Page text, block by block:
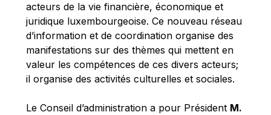
Mireille Delmas-Marty
Nobuo Tanaka
Otmar Issing
Paolo Mengozzi
Paschal Donohoe
Pat Cox
acteurs de la vie financière, économique et
juridique luxembourgeoise. Ce nouveau réseau
d’information et de coordination organise des
manifestations sur des thèmes qui mettent en
valeur les compétences de ces divers acteurs;
il organise des activités culturelles et sociales.
Le Conseil d’administration a pour Président M.